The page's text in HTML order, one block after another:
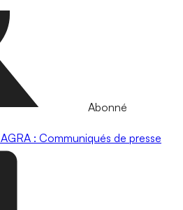
Abonné
AGRA : Communiqués de presse